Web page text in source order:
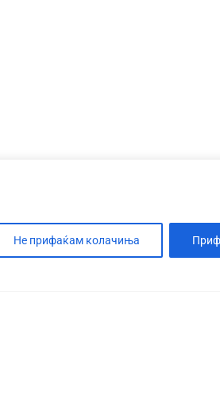
Не прифаќам колачиња